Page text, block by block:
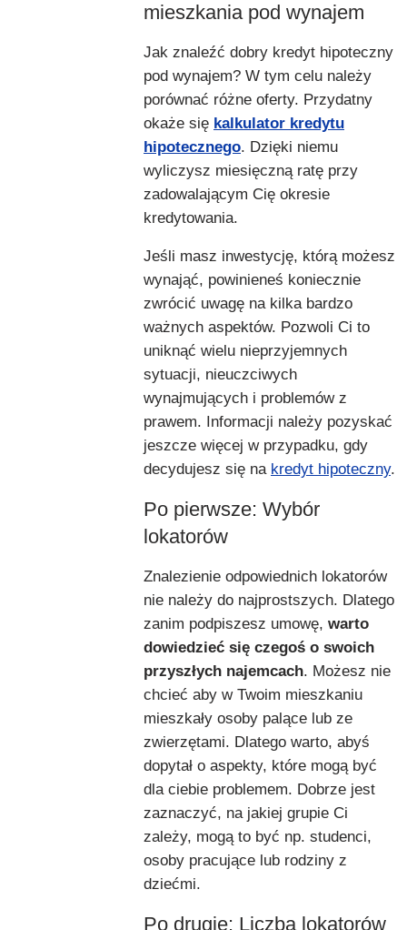
mieszkania pod wynajem
Jak znaleźć dobry kredyt hipoteczny
pod wynajem? W tym celu należy
porównać różne oferty. Przydatny
okaże się kalkulator kredytu
hipotecznego. Dzięki niemu
wyliczysz miesięczną ratę przy
zadowalającym Cię okresie
kredytowania.
Jeśli masz inwestycję, którą możesz
wynająć, powinieneś koniecznie
zwrócić uwagę na kilka bardzo
ważnych aspektów. Pozwoli Ci to
uniknąć wielu nieprzyjemnych
sytuacji, nieuczciwych
wynajmujących i problemów z
prawem. Informacji należy pozyskać
jeszcze więcej w przypadku, gdy
decydujesz się na kredyt hipoteczny.
Po pierwsze: Wybór
lokatorów
Znalezienie odpowiednich lokatorów
nie należy do najprostszych. Dlatego
zanim podpiszesz umowę, warto
dowiedzieć się czegoś o swoich
przyszłych najemcach. Możesz nie
chcieć aby w Twoim mieszkaniu
mieszkały osoby palące lub ze
zwierzętami. Dlatego warto, abyś
dopytał o aspekty, które mogą być
dla ciebie problemem. Dobrze jest
zaznaczyć, na jakiej grupie Ci
zależy, mogą to być np. studenci,
osoby pracujące lub rodziny z
dziećmi.
Po drugie: Liczba lokatorów